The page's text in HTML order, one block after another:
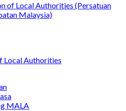
of Local Authorities (Persatuan
Malaysia)
of Local Authorities
Malaysia
MALA